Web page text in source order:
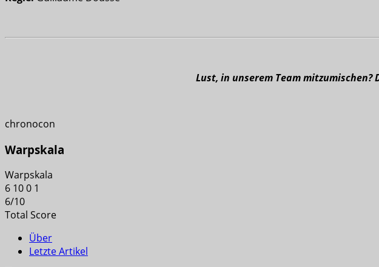
Lust, in unserem Team
chronocon
Warpskala
Warpskala
6 100 1
6/10
Total Score
Über
Letzte Artikel